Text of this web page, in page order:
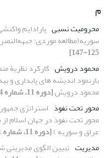
م
محرومیت نسبی پارادایم
سوریه(مطالعه موردی:
125-147]
محمود درویش کارکرد نظریۀ
بازنمود اندیشه های پایداری و
محمود درویش[دوره 11، شماره 4، 1401، صفحه 145-167]
محور تحت نفوذ استراتژی
محور تحت نفوذ در جهان اسلام
عراق و سوریه )[دوره 11، شماره 1، 1401، صفحه 99-77]
مدیریت تبیین الگوی